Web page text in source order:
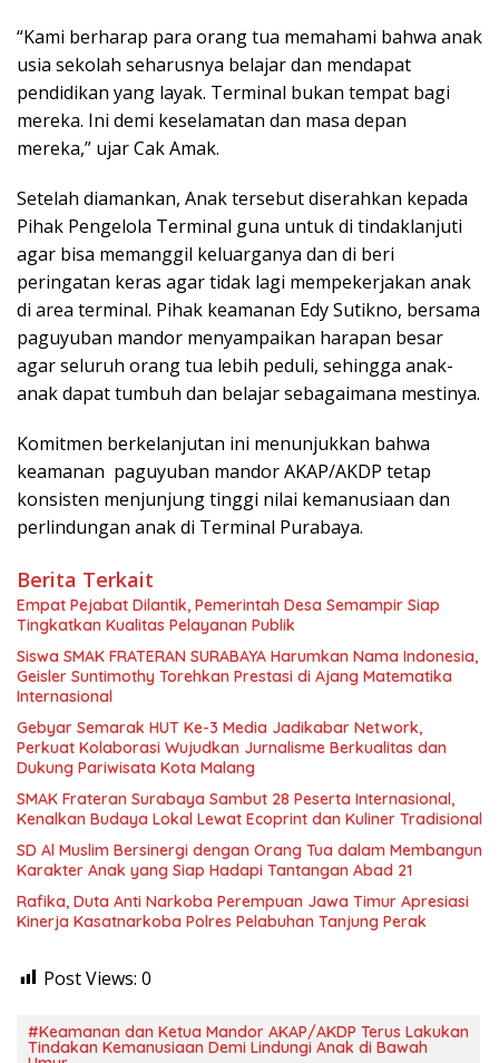
“Kami berharap para orang tua memahami bahwa anak
usia sekolah seharusnya belajar dan mendapat
pendidikan yang layak. Terminal bukan tempat bagi
mereka. Ini demi keselamatan dan masa depan
mereka,” ujar Cak Amak.
Setelah diamankan, Anak tersebut diserahkan kepada
Pihak Pengelola Terminal guna untuk di tindaklanjuti
agar bisa memanggil keluarganya dan di beri
peringatan keras agar tidak lagi mempekerjakan anak
di area terminal. Pihak keamanan Edy Sutikno, bersama
paguyuban mandor menyampaikan harapan besar
agar seluruh orang tua lebih peduli, sehingga anak-
anak dapat tumbuh dan belajar sebagaimana mestinya.
Komitmen berkelanjutan ini menunjukkan bahwa
keamanan paguyuban mandor AKAP/AKDP tetap
konsisten menjunjung tinggi nilai kemanusiaan dan
perlindungan anak di Terminal Purabaya.
Berita Terkait
Empat Pejabat Dilantik, Pemerintah Desa Semampir Siap
Tingkatkan Kualitas Pelayanan Publik
Siswa SMAK FRATERAN SURABAYA Harumkan Nama Indonesia,
Geisler Suntimothy Torehkan Prestasi di Ajang Matematika
Internasional
Gebyar Semarak HUT Ke-3 Media Jadikabar Network,
Perkuat Kolaborasi Wujudkan Jurnalisme Berkualitas dan
Dukung Pariwisata Kota Malang
SMAK Frateran Surabaya Sambut 28 Peserta Internasional,
Kenalkan Budaya Lokal Lewat Ecoprint dan Kuliner Tradisional
SD Al Muslim Bersinergi dengan Orang Tua dalam Membangun
Karakter Anak yang Siap Hadapi Tantangan Abad 21
Rafika, Duta Anti Narkoba Perempuan Jawa Timur Apresiasi
Kinerja Kasatnarkoba Polres Pelabuhan Tanjung Perak
Post Views: 0
#Keamanan dan Ketua Mandor AKAP/AKDP Terus Lakukan
Tindakan Kemanusiaan Demi Lindungi Anak di Bawah